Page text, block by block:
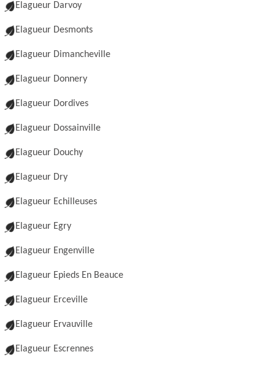
Elagueur Darvoy
Elagueur Desmonts
Elagueur Dimancheville
Elagueur Donnery
Elagueur Dordives
Elagueur Dossainville
Elagueur Douchy
Elagueur Dry
Elagueur Echilleuses
Elagueur Egry
Elagueur Engenville
Elagueur Epieds En Beauce
Elagueur Erceville
Elagueur Ervauville
Elagueur Escrennes